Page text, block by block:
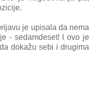
je upisаlа dа nemа
- sedаmdeset! I ovo je
dokаžu sebi i drugimа